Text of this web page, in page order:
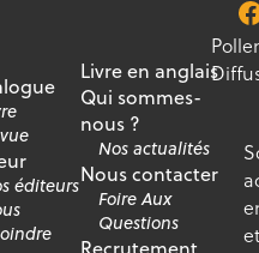
éditeurs
Livre en anglais
Qui sommes-
nous ?
Nos actualités
Nous contacter
Foire Aux
Questions
Recrutement